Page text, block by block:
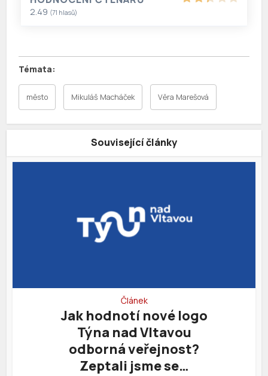
2.49 (71 hlasů)
město Mikuláš Macháček Věra Marešová
Související články
Článek
Jak hodnotí nové logo
Týna nad Vltavou
odborná veřejnost?
Zeptali jsme se…